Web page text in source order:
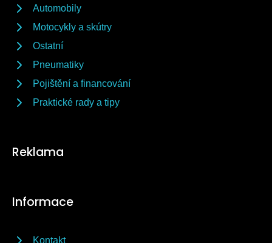
Automobily
Motocykly a skútry
Ostatní
Pneumatiky
Pojištění a financování
Praktické rady a tipy
Reklama
Informace
Kontakt